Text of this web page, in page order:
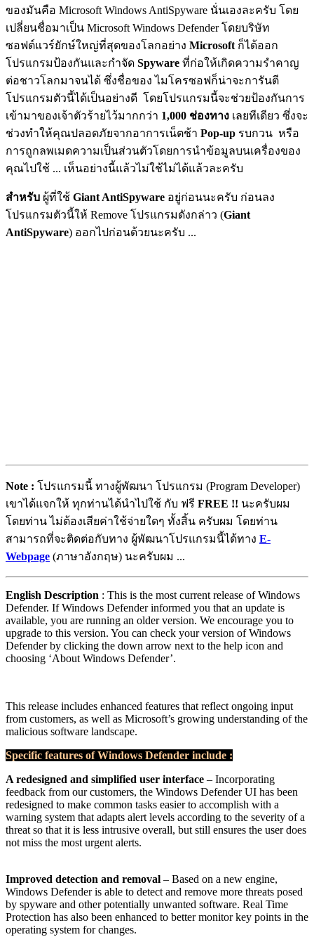
ของมันคือ Microsoft Windows AntiSpyware นั่นเองละครับ โดย
เปลี่ยนชื่อมาเป็น Microsoft Windows Defender โดยบริษัท
ซอฟต์แวร์ยักษ์ใหญ่ที่สุดของโลกอย่าง Microsoftก็ได้ออก
โปรแกรมป้องกันและกำจัด Spyware ที่ก่อให้เกิดความรำคาญ
ต่อชาวโลกมาจนได้ ซึ่งชื่อของ ไมโครซอฟก็น่าจะการันตี
โปรแกรมตัวนี้ได้เป็นอย่างดี โดยโปรแกรมนี้จะช่วยป้องกันการ
เข้ามาของเจ้าตัวร้ายไว้มากกว่า 1,000 ช่องทาง เลยทีเดียว ซึ่งจะ
ช่วงทำให้คุณปลอดภัยจากอาการเน็ตช้า Pop-up รบกวน หรือ
การถูกลพเมดความเป็นส่วนตัวโดยการนำข้อมูลบนเครื่องของ
คุณไปใช้ ... เห็นอย่างนี้แล้วไม่ใช้ไม่ได้แล้วละครับ
สำหรับ ผู้ที่ใช้ Giant AntiSpyware อยู่ก่อนนะครับ ก่อนลง
โปรแกรมตัวนี้ให้ Remove โปรแกรมดังกล่าว (Giant
AntiSpyware) ออกไปก่อนด้วยนะครับ ...
Note : โปรแกรมนี้ ทางผู้พัฒนา โปรแกรม (Program Developer)
เขาได้แจกให้ ทุกท่านได้นำไปใช้ กับ ฟรี FREE !! นะครับผม
โดยท่าน ไม่ต้องเสียค่าใช้จ่ายใดๆ ทั้งสิ้น ครับผม โดยท่าน
สามารถที่จะติดต่อกับทาง ผู้พัฒนาโปรแกรมนี้ได้ทาง E-
Webpage (ภาษาอังกฤษ) นะครับผม ...
English Description : This is the most current release of Windows
Defender. If Windows Defender informed you that an update is
available, you are running an older version. We encourage you to
upgrade to this version. You can check your version of Windows
Defender by clicking the down arrow next to the help icon and
choosing ‘About Windows Defender’.
This release includes enhanced features that reflect ongoing input
from customers, as well as Microsoft’s growing understanding of the
malicious software landscape.
Specific features of Windows Defender include :
A redesigned and simplified user interface – Incorporating
feedback from our customers, the Windows Defender UI has been
redesigned to make common tasks easier to accomplish with a
warning system that adapts alert levels according to the severity of a
threat so that it is less intrusive overall, but still ensures the user does
not miss the most urgent alerts.
Improved detection and removal – Based on a new engine,
Windows Defender is able to detect and remove more threats posed
by spyware and other potentially unwanted software. Real Time
Protection has also been enhanced to better monitor key points in the
operating system for changes.